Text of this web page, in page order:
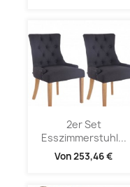
2er Set
Esszimmerstuhl...
Von253,46 €